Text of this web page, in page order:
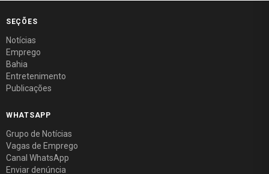
SEÇÕES
Notícias
Emprego
Bahia
Entretenimento
Publicações
WHATSAPP
Grupo de Notícias
Vagas de Emprego
Canal WhatsApp
Enviar denúncia